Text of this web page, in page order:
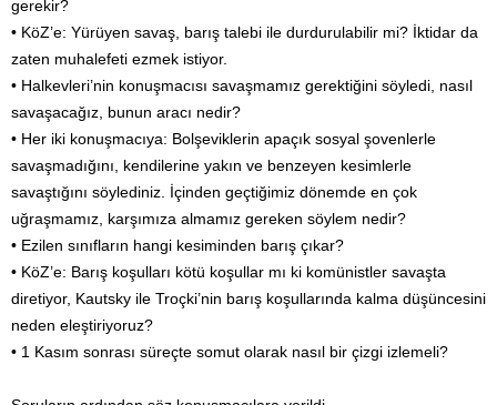
gerekir?
• KöZ’e: Yürüyen savaş, barış talebi ile durdurulabilir mi? İktidar da
zaten muhalefeti ezmek istiyor.
• Halkevleri’nin konuşmacısı savaşmamız gerektiğini söyledi, nasıl
savaşacağız, bunun aracı nedir?
• Her iki konuşmacıya: Bolşeviklerin apaçık sosyal şovenlerle
savaşmadığını, kendilerine yakın ve benzeyen kesimlerle
savaştığını söylediniz. İçinden geçtiğimiz dönemde en çok
uğraşmamız, karşımıza almamız gereken söylem nedir?
• Ezilen sınıfların hangi kesiminden barış çıkar?
• KöZ’e: Barış koşulları kötü koşullar mı ki komünistler savaşta
diretiyor, Kautsky ile Troçki’nin barış koşullarında kalma düşüncesini
neden eleştiriyoruz?
• 1 Kasım sonrası süreçte somut olarak nasıl bir çizgi izlemeli?